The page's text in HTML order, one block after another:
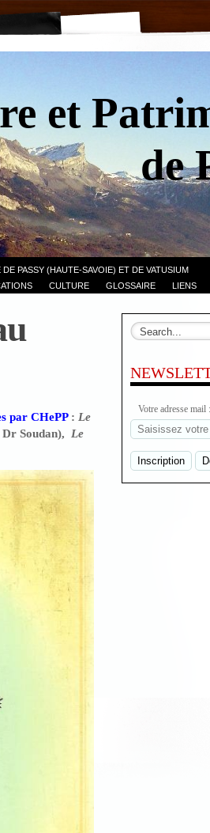
et
de
PASSY (HAUTE-SAVOIE) ET DE VATUSIUM
CULTURE GLOSSAIRE LIENS
par CHePP: Le
Soudan), Le
Votre adresse mail :